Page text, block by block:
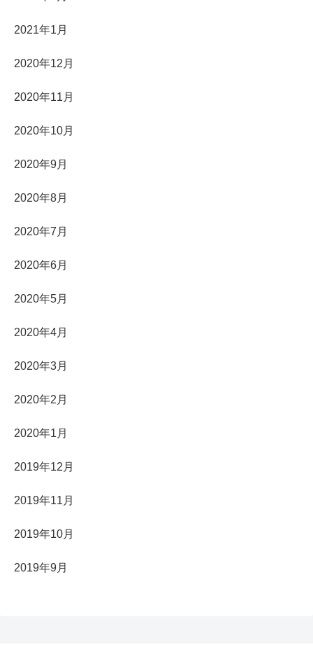
2021年1月
2020年12月
2020年11月
2020年10月
2020年9月
2020年8月
2020年7月
2020年6月
2020年5月
2020年4月
2020年3月
2020年2月
2020年1月
2019年12月
2019年11月
2019年10月
2019年9月